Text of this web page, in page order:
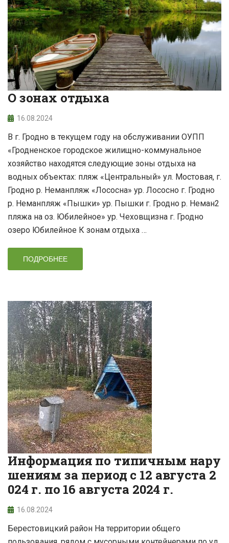
О зонах отдыха
16.08.2024
В г. Гродно в текущем году на обслуживании ОУПП
«Гродненское городское жилищно-коммунальное
хозяйство находятся следующие зоны отдыха на
водных объектах: пляж «Центральный» ул. Мостовая, г.
Гродно р. Неманпляж «Лососна» ур. Лососно г. Гродно
р. Неманпляж «Пышки» ур. Пышки г. Гродно р. Неман2
пляжа на оз. Юбилейное» ур. Чеховщизна г. Гродно
озеро Юбилейное К зонам отдыха …
ПОДРОБНЕЕ
Информация по типичным нару
шениям за период с 12 августа 2
024 г. по 16 августа 2024 г.
16.08.2024
Берестовицкий район На территории общего